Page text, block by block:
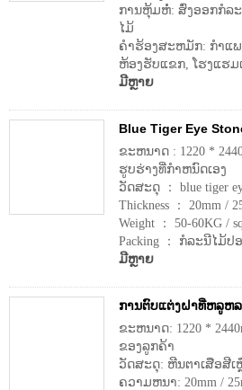
ການຫຸ້ມຫໍ່: ສົ່ງອອກກໍລ
ໄມ້
ຄໍາຮ້ອງສະຫມັກ: ກໍາແ
ຫ້ອງຮັບແຂກ, ໂຮງແຮ
ມີຫຼາຍ
Blue Tiger Eye
ຂະຫນາດ : 1220 *
ຮູບຮ່າງທີ່ກໍາຫນົດເອງ
ວັດສະດຸ ： blue tiger
Thickness ： 20mm /
Weight ： 50-60KG /
Packing ： ກໍລະນີໄມ້ປ
ມີຫຼາຍ
ການຕົບແຕ່ງຝາທີ່ຫລູຫ
ຂະຫນາດ: 1220 *
ຂອງລູກຄ້າ
ວັດສະດຸ: ຫີນຕາເສືອສີເ
ຄວາມຫນາ: 20mm /